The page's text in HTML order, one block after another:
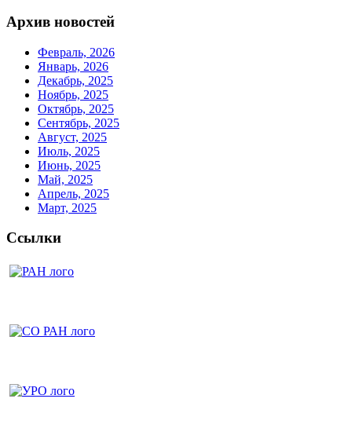
Архив новостей
Февраль, 2026
Январь, 2026
Декабрь, 2025
Ноябрь, 2025
Октябрь, 2025
Сентябрь, 2025
Август, 2025
Июль, 2025
Июнь, 2025
Май, 2025
Апрель, 2025
Март, 2025
Ссылки